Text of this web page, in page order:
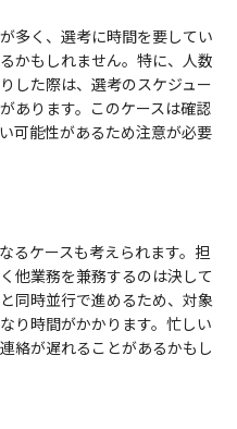
多く、選考に時間を要してい
かもしれません。特に、人数
した際は、選考のスケジュー
あります。このケースは確認
可能性があるため注意が必要
るケースも考えられます。担
他業務を兼務するのは決して
同時並行で進めるため、対象
り時間がかかります。忙しい
絡が遅れることがあるかもし